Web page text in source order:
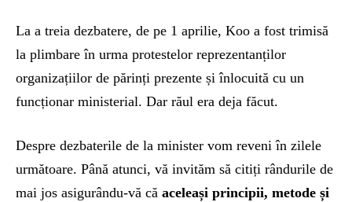
La a treia dezbatere, de pe 1 aprilie, Koo a fost trimisă
la plimbare în urma protestelor reprezentanților
organizațiilor de părinți prezente și înlocuită cu un
funcționar ministerial. Dar răul era deja făcut.
Despre dezbaterile de la minister vom reveni în zilele
următoare. Până atunci, vă invităm să citiți rândurile de
mai jos asigurându-vă că aceleași principii, metode și